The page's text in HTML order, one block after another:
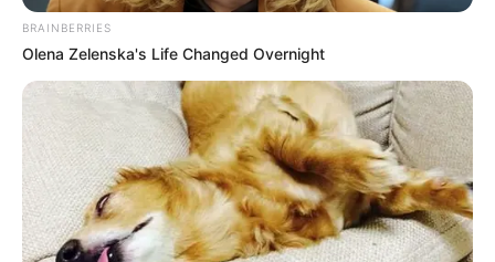
Pessoais podem estar em qualquer mídia ou formato,
inclusive registros eletrônicos ou computadorizados,
bem como em arquivos baseados em papel.
Dados Não Pessoais:
são aqueles que não permitem a
sua identificação, tais como quais páginas do site
foram visitadas pelo usuário, quando foram visitadas,
quais hiperlinks foram clicados, quais conteúdos ou
serviços foram solicitados ou indicados, entre outros
dados que não sejam capazes de fornecer informações
pessoais, ou seja, não permitam a sua identificação.
BRAINBERRIES
Olena Zelenska's Life Changed Overnight